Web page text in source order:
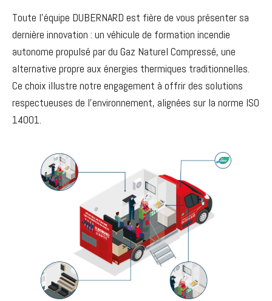
Toute l’équipe DUBERNARD est fière de vous présenter sa
dernière innovation : un véhicule de formation incendie
autonome propulsé par du Gaz Naturel Compressé, une
alternative propre aux énergies thermiques traditionnelles.
Ce choix illustre notre engagement à offrir des solutions
respectueuses de l’environnement, alignées sur la norme ISO
14001.